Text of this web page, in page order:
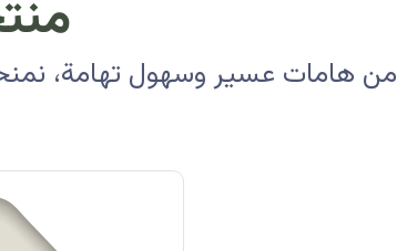
من هامات عسير وسهول تهامة،